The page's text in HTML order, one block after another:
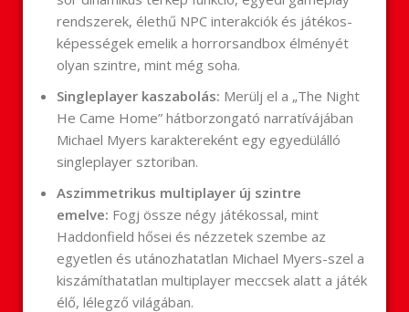
rendszerek, élethű NPC interakciók és játékos-
képességek emelik a horrorsandbox élményét
olyan szintre, mint még soha.
Singleplayer kaszabolás: Merülj el a „The Night
He Came Home” hátborzongató narratívájában
Michael Myers karaktereként egy egyedülálló
singleplayer sztoriban.
Aszimmetrikus multiplayer új szintre
emelve: Fogj össze négy játékossal, mint
Haddonfield hősei és nézzetek szembe az
egyetlen és utánozhatatlan Michael Myers-szel a
kiszámíthatatlan multiplayer meccsek alatt a játék
élő, lélegző világában.